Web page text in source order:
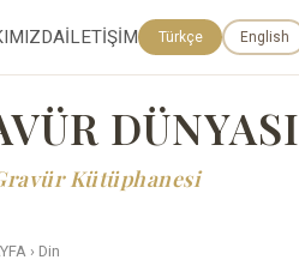
İLETİŞİM Türkçe English
DÜNYASI
Kütüphanesi
› Din